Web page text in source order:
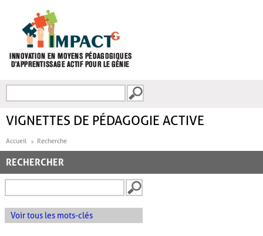
FORMULAIRE DE
VIGNETTES DE PÉDAGOGIE ACTIVE
Accueil Recherche
RECHERCHER
Voir tous les mots-clés